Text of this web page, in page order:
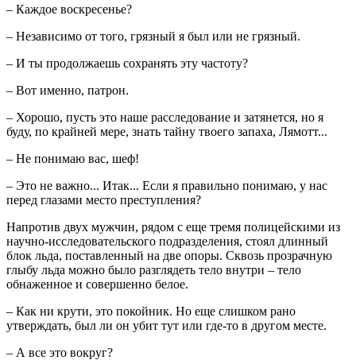
– Каждое воскресенье?
– Независимо от того, грязный я был или не грязный.
– И ты продолжаешь сохранять эту частоту?
– Вот именно, патрон.
– Хорошо, пусть это наше расследование и затянется, но я
буду, по крайней мере, знать тайну твоего запаха, Лямотт...
– Не понимаю вас, шеф!
– Это не важно... Итак... Если я правильно понимаю, у нас
перед глазами место преступления?
Напротив двух мужчин, рядом с еще тремя полицейскими из
научно-исследовательского подразделения, стоял длинный
блок льда, поставленный на две опоры. Сквозь прозрачную
глыбу льда можно было разглядеть тело внутри – тело
обнаженное и совершенно белое.
– Как ни крути, это покойник. Но еще слишком рано
утверждать, был ли он убит тут или где-то в другом месте.
– А все это вокруг?